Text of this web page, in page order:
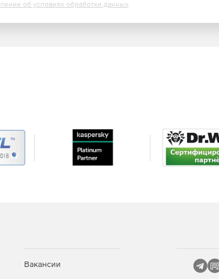
об условиях обработки данных
Вакансии